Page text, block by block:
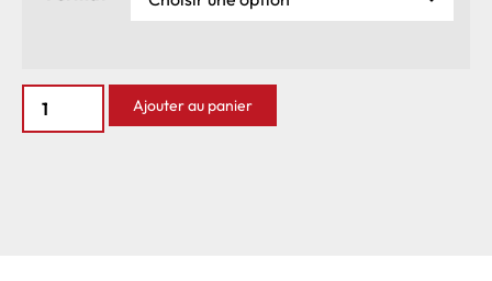
Ajouter au panier